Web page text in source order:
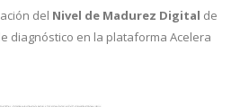
del Nivel de Madurez Digital de
diagnóstico en la plataforma Acelera